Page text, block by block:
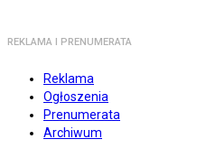
REKLAMA I PRENUMERATA
Reklama
Ogłoszenia
Prenumerata
Archiwum